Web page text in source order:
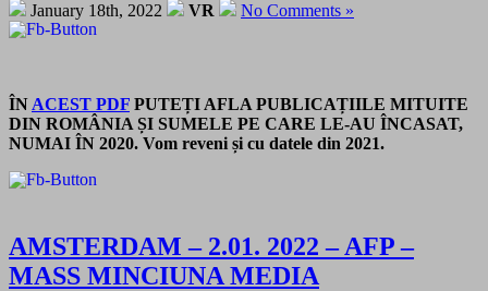
January 18th, 2022 VR No Comments »
ÎN ACEST PDF PUTEȚI AFLA PUBLICAȚIILE MITUITE
DIN ROMÂNIA ȘI SUMELE PE CARE LE-AU ÎNCASAT,
NUMAI ÎN 2020. Vom reveni și cu datele din 2021.
AMSTERDAM – 2.01. 2022 – AFP –
MASS MINCIUNA MEDIA